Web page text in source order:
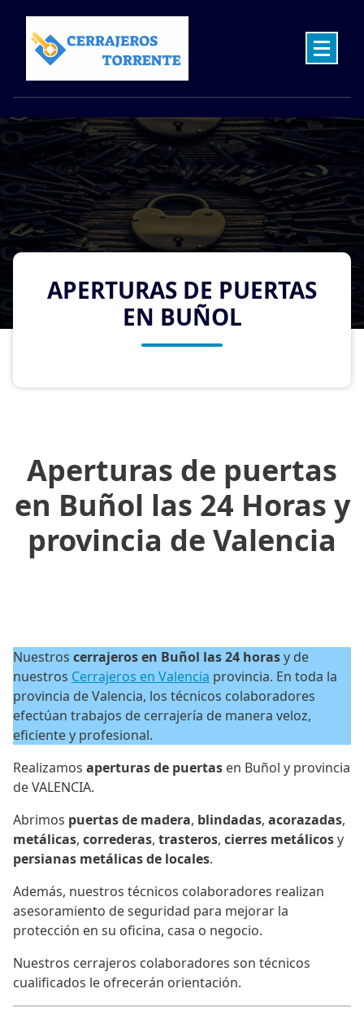
content
APERTURAS DE PUERTAS
EN BUÑOL
Aperturas de puertas
en Buñol las 24 Horas y
provincia de Valencia
Nuestros cerrajeros en Buñol las 24 horasy de
nuestros Cerrajeros en Valencia provincia. En toda la
provincia de Valencia, los técnicos colaboradores
efectúan trabajos de cerrajería de manera veloz,
eficiente y profesional.
Realizamos aperturas de puertas en Buñol y provincia
de VALENCIA.
Abrimos puertas de madera, blindadas, acorazadas,
metálicas, correderas, trasteros, cierres metálicosy
persianas metálicas de locales.
Además, nuestros técnicos colaboradores realizan
asesoramiento de seguridad para mejorar la
protección en su oficina, casa o negocio.
Nuestros cerrajeros colaboradores son técnicos
cualificados le ofrecerán orientación.